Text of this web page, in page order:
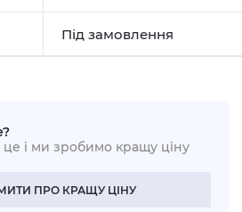
Під замовлення
і ми зробимо кращу ціну
ПРО КРАЩУ ЦІНУ